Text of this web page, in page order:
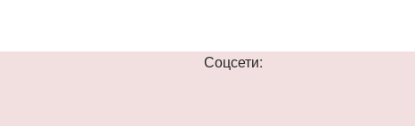
Соцсети: